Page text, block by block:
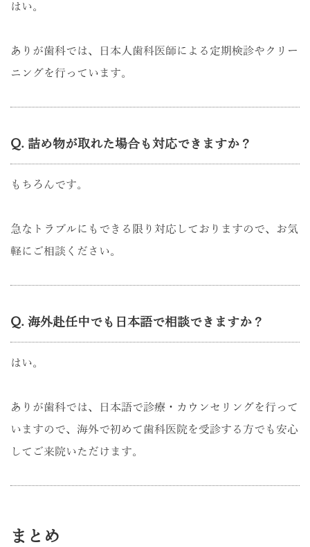
はい。
ありが歯科では、日本人歯科医師による定期検診やクリー
ニングを行っています。
Q. 詰め物が取れた場合も対応できますか？
もちろんです。
急なトラブルにもできる限り対応しておりますので、お気
軽にご相談ください。
Q. 海外赴任中でも日本語で相談できますか？
はい。
ありが歯科では、日本語で診療・カウンセリングを行って
いますので、海外で初めて歯科医院を受診する方でも安心
してご来院いただけます。
まとめ